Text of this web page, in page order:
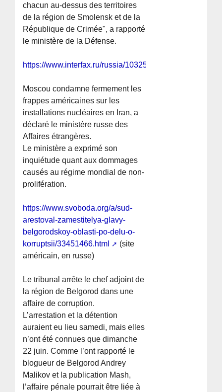
chacun au-dessus des territoires
de la région de Smolensk et de la
République de Crimée", a rapporté
le ministère de la Défense.
https://www.interfax.ru/russia/1032598
Moscou condamne fermement les
frappes américaines sur les
installations nucléaires en Iran, a
déclaré le ministère russe des
Affaires étrangères.
Le ministère a exprimé son
inquiétude quant aux dommages
causés au régime mondial de non-
prolifération.
https://www.svoboda.org/a/sud-
arestoval-zamestitelya-glavy-
belgorodskoy-oblasti-po-delu-o-
korruptsii/33451466.html
(site
américain, en russe)
Le tribunal arrête le chef adjoint de
la région de Belgorod dans une
affaire de corruption.
L’arrestation et la détention
auraient eu lieu samedi, mais elles
n’ont été connues que dimanche
22 juin. Comme l’ont rapporté le
blogueur de Belgorod Andrey
Malikov et la publication Mash,
l’affaire pénale pourrait être liée à